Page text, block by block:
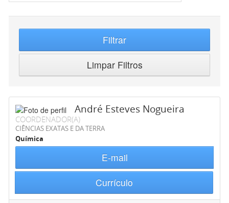
Filtrar
Limpar Filtros
André Esteves Nogueira
COORDENADOR(A)
CIÊNCIAS EXATAS E DA TERRA
Química
E-mail
Currículo